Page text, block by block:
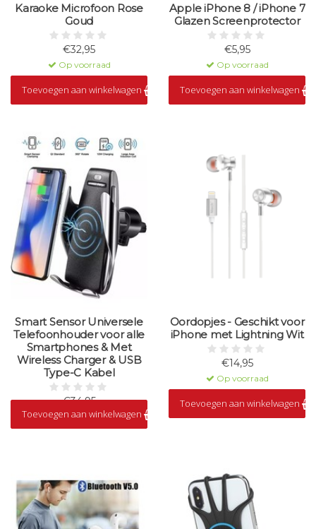
Karaoke Microfoon Rose
Goud
€32,95
Op voorraad
Toevoegen aan winkelwagen
Apple iPhone 8 / iPhone 7
Glazen Screenprotector
€5,95
Op voorraad
Toevoegen aan winkelwagen
Smart Sensor Universele
Telefoonhouder voor alle
Smartphones & Met
Wireless Charger & USB
Type-C Kabel
€34,95
Op voorraad
Toevoegen aan winkelwagen
Oordopjes - Geschikt voor
iPhone met Lightning Wit
€14,95
Op voorraad
Toevoegen aan winkelwagen